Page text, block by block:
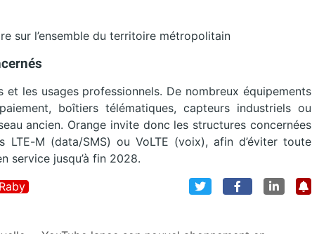
sur l’ensemble du territoire métropolitain
et les usages professionnels. De nombreux équipements
boîtiers télématiques, capteurs industriels ou
ancien. Orange invite donc les structures concernées
M (data/SMS) ou VoLTE (voix), afin d’éviter toute
service jusqu’à fin 2028.